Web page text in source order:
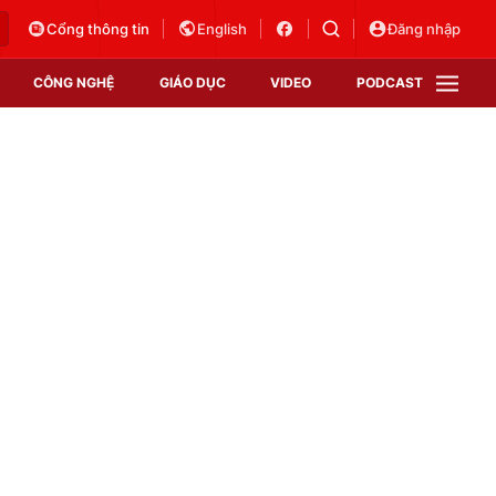
Cổng thông tin English Đăng nhập
CÔNG NGHỆ GIÁO DỤC VIDEO PODCAST